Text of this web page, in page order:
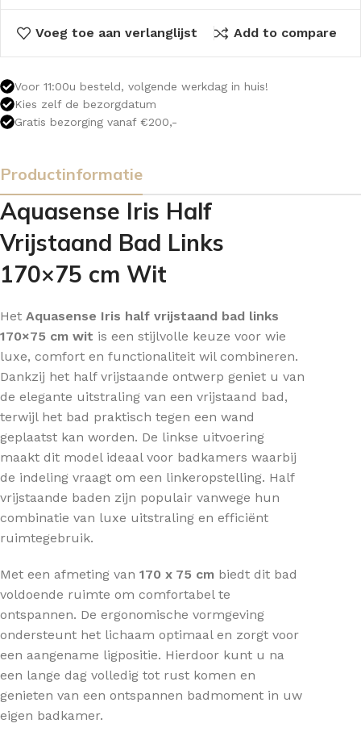
Voeg toe aan verlanglijst Add to compare
Voor 11:00u besteld, volgende werkdag in huis!
Kies zelf de bezorgdatum
Gratis bezorging vanaf €200,-
Productinformatie
Aquasense Iris Half
Vrijstaand Bad Links
170×75 cm Wit
Het Aquasense Iris half vrijstaand bad links
170×75 cm wit is een stijlvolle keuze voor wie
luxe, comfort en functionaliteit wil combineren.
Dankzij het half vrijstaande ontwerp geniet u van
de elegante uitstraling van een vrijstaand bad,
terwijl het bad praktisch tegen een wand
geplaatst kan worden. De linkse uitvoering
maakt dit model ideaal voor badkamers waarbij
de indeling vraagt om een linkeropstelling. Half
vrijstaande baden zijn populair vanwege hun
combinatie van luxe uitstraling en efficiënt
ruimtegebruik.
Met een afmeting van 170 x 75 cm biedt dit bad
voldoende ruimte om comfortabel te
ontspannen. De ergonomische vormgeving
ondersteunt het lichaam optimaal en zorgt voor
een aangename ligpositie. Hierdoor kunt u na
een lange dag volledig tot rust komen en
genieten van een ontspannen badmoment in uw
eigen badkamer.